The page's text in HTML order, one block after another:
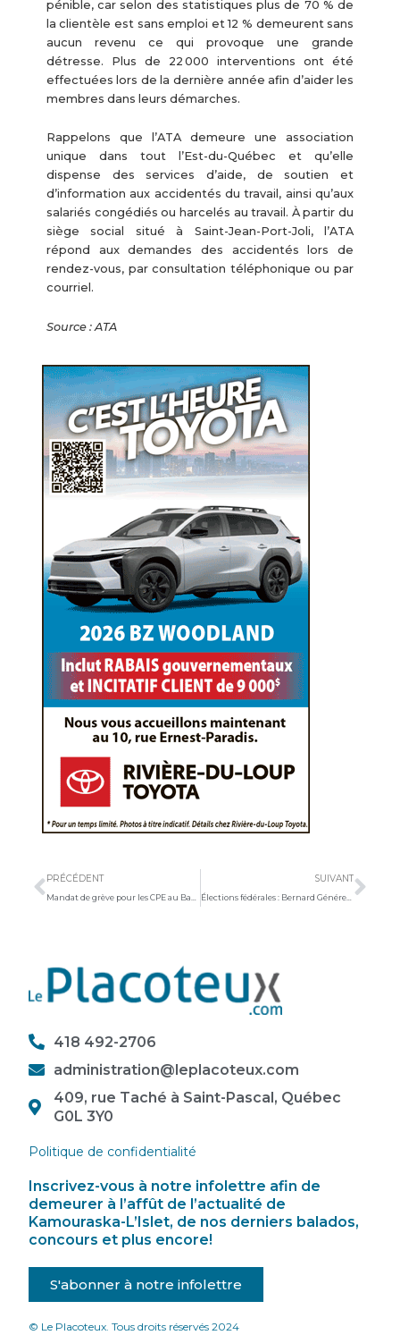
pénible, car selon des statistiques plus de 70 % de
la clientèle est sans emploi et 12 % demeurent sans
aucun revenu ce qui provoque une grande
détresse. Plus de 22 000 interventions ont été
effectuées lors de la dernière année afin d’aider les
membres dans leurs démarches.
Rappelons que l’ATA demeure une association
unique dans tout l’Est-du-Québec et qu’elle
dispense des services d’aide, de soutien et
d’information aux accidentés du travail, ainsi qu’aux
salariés congédiés ou harcelés au travail. À partir du
siège social situé à Saint-Jean-Port-Joli, l’ATA
répond aux demandes des accidentés lors de
rendez-vous, par consultation téléphonique ou par
courriel.
Source : ATA
PRÉCÉDENT SUIVANT
Élections fédérales : Bernard Généreux réélu dans Montmagny—L’Islet—Kamouraska—Rivière-du-Loup
418 492-2706
administration@leplacoteux.com
409, rue Taché à Saint-Pascal, Québec
G0L 3Y0
Politique de confidentialité
Inscrivez-vous à notre infolettre afin de
demeurer à l’affût de l’actualité de
Kamouraska-L’Islet, de nos derniers balados,
concours et plus encore!
S'abonner à notre infolettre
© Le Placoteux. Tous droits réservés 2024